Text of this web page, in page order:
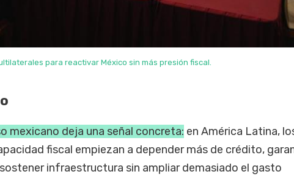
para reactivar México sin más presión fiscal.
mexicano deja una señal concreta: en América Latina,
fiscal empiezan a depender más de crédito,
infraestructura sin ampliar demasiado el gasto